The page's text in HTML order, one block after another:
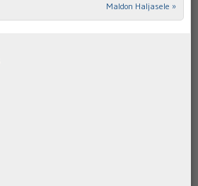
Maldon Haljasele »